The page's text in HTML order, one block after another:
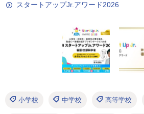
スタートアップJr.アワード2026
小学校 中学校 高等学校